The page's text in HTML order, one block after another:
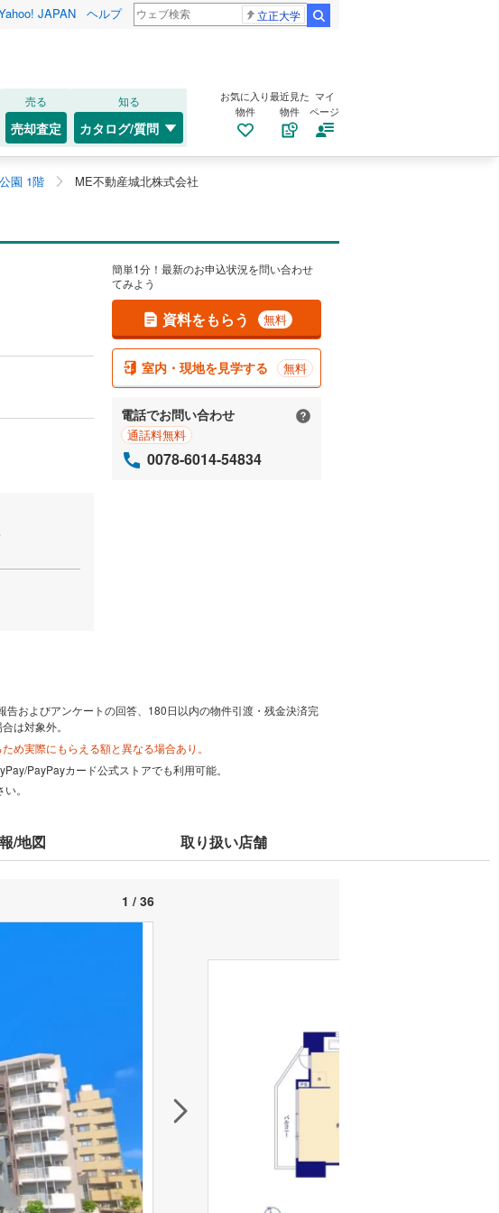
JAPAN ヘルプ 立正大学
売る
売却査定
知る
カタログ/質問
お気に入り
物件
最近見た
物件
マイ
ページ
園 1階 ME不動産城北株式会社
簡単1分！最新のお申込状況を問い合わせ
てみよう
資料をもらう 無料
室内・現地を見学する 無料
電話でお問い合わせ
通話料無料
0078-6014-54834
告およびアンケートの回答、180日以内の物件引渡・残金決済完
は対象外。
め実際にもらえる額と異なる場合あり。
PayPayカード公式ストアでも利用可能。
。
/地図 取り扱い店舗
1 / 36